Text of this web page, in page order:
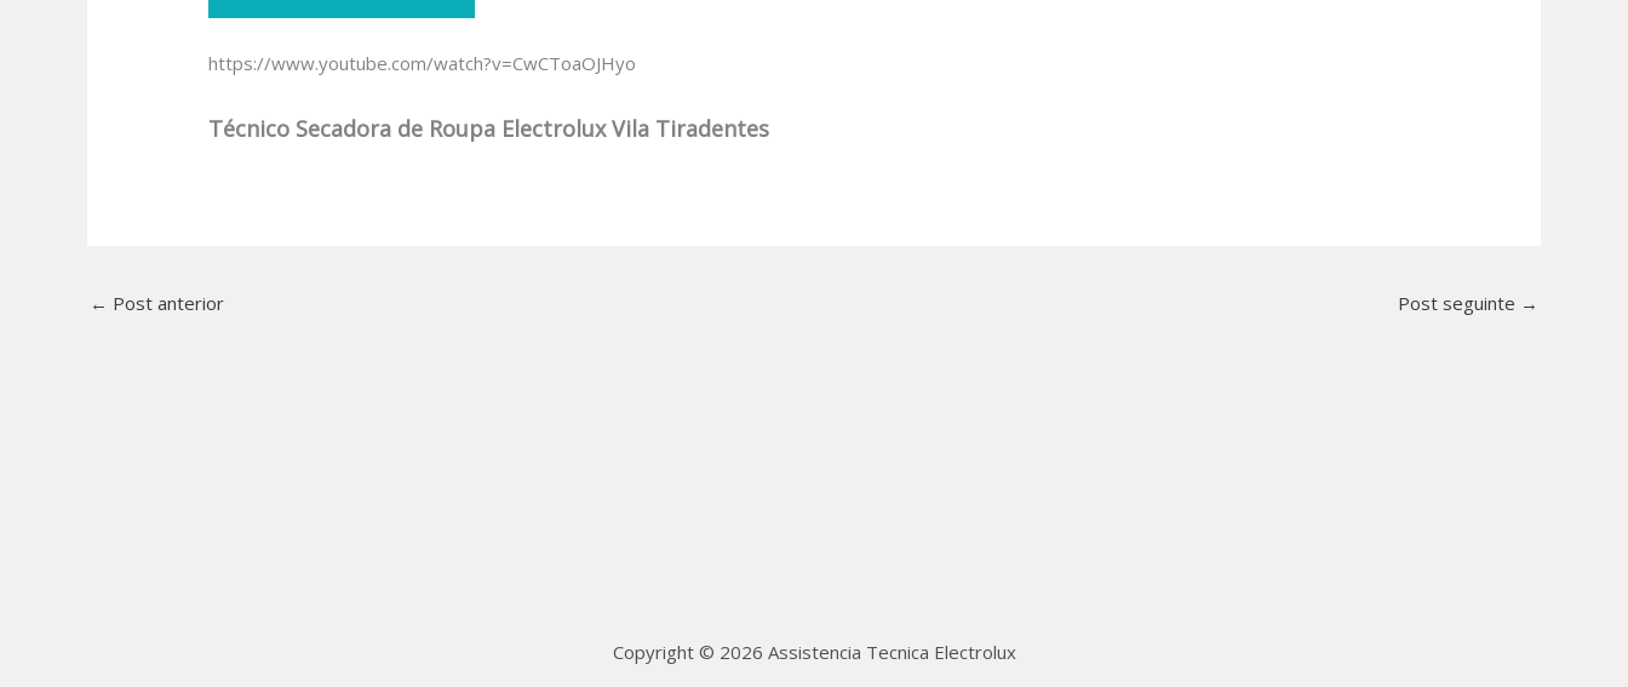
https://www.youtube.com/watch?v=CwCToaOJHyo
Técnico Secadora de Roupa Electrolux Vila Tiradentes
← Post anterior Post seguinte →
Copyright © 2026 Assistencia Tecnica Electrolux